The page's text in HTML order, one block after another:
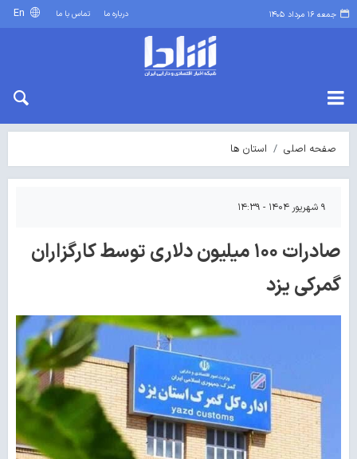
جمعه ۱۶ مرداد ۱۴۰۵ درباره ما تماس با ما
صفحه اصلی استان ها
۹ شهریور ۱۴۰۴ - ۱۴:۳۹
صادرات ۱۰۰ میلیون دلاری توسط کارگزاران
گمرکی یزد